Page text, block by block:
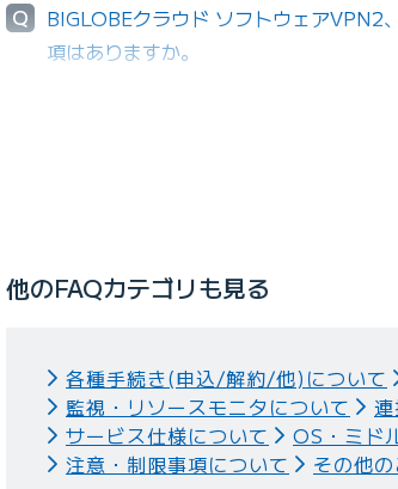
Q
BIGLOBEクラウド ソフトウェアVPN2
項はありますか。
他のFAQカテゴリも見る
各種手続き(申込/解約/他)について
監視・リソースモニタについて
サービス仕様について
OS・ミド
注意・制限事項について
その他